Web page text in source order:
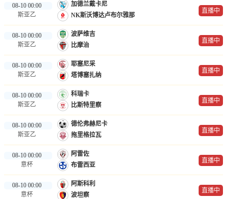
08-10 00:00
斯亚乙
加德兰戴卡尼
NK斯沃博达卢布尔雅那
直播中
08-10 00:00
斯亚乙
波萨维吉
比摩治
直播中
08-10 00:00
斯亚乙
耶塞尼采
塔博塞扎纳
直播中
08-10 00:00
斯亚乙
科瑞卡
比斯特里察
直播中
08-10 00:00
斯亚乙
德伦弗赫尼卡
拖里格拉瓦
直播中
08-10 00:00
意杯
阿雷佐
布雷西亚
直播中
08-10 00:00
意杯
阿斯科利
波坦察
直播中